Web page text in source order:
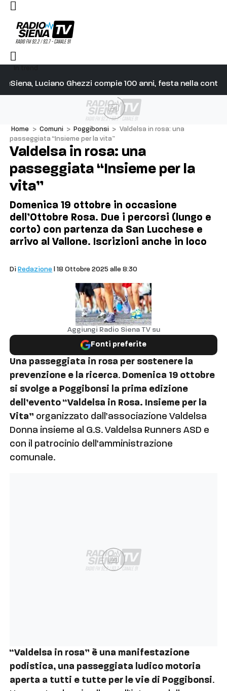
Siena, Luciano Ghezzi compie 100 anni, festa nella
in cielo ad agosto
Ad
Home > Comuni > Poggibonsi > Valdelsa in rosa: una
passeggiata “Insieme per la vita”
Valdelsa in rosa: una
passeggiata “Insieme per la
vita”
Domenica 19 ottobre in occasione
dell’Ottobre Rosa. Due i percorsi (lungo e
corto) con partenza da San Lucchese e
arrivo al Vallone. Iscrizioni anche in loco
Di Redazione | 18 Ottobre 2025 alle 8:30
Aggiungi Radio Siena TV su
Fonti preferite
Una passeggiata in rosa per sostenere la
prevenzione e la ricerca. Domenica 19 ottobre
si svolge a Poggibonsi la prima edizione
dell’evento “Valdelsa in Rosa. Insieme per la
Vita” organizzato dall’associazione Valdelsa
Donna insieme al G.S. Valdelsa Runners ASD e
con il patrocinio dell’amministrazione
comunale.
Ad
“Valdelsa in rosa” è una manifestazione
podistica, una passeggiata ludico motoria
aperta a tutti e tutte per le vie di Poggibonsi.